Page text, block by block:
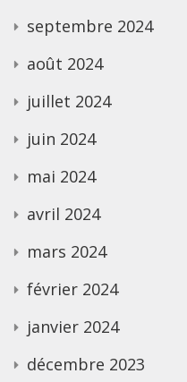
septembre 2024
août 2024
juillet 2024
juin 2024
mai 2024
avril 2024
mars 2024
février 2024
janvier 2024
décembre 2023